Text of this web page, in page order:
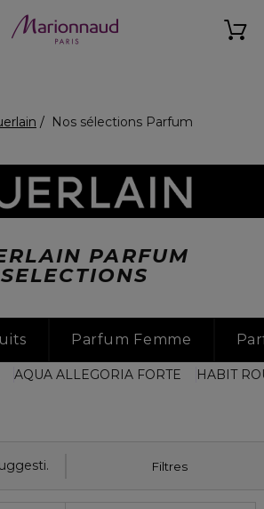
Nos sélections Parfum
PARFUM
SELECTIONS
Parfum Femme
AQUA ALLEGORIA FORTE HABIT
Filtres